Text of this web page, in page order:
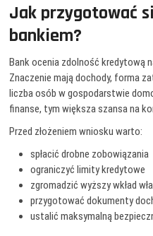
Jak przygotować
bankiem?
Bank ocenia zdolność kredytową
Znaczenie mają dochody, forma
liczba osób w gospodarstwie
finanse, tym większa szansa na
Przed złożeniem wniosku warto:
spłacić drobne zobowiązania
ograniczyć limity kredytowe
zgromadzić wyższy wkład
przygotować dokumenty
ustalić maksymalną